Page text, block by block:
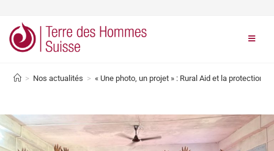
> Nos actualités > « Une photo, un projet » : Rural Aid et la protection